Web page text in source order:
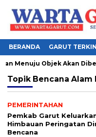
BERANDA GARUT
Menuju Objek Akan
Topik Bencana Alam
PEMERINTAHAN
Pemkab Garut
Himbauan Peringatan
Bencana